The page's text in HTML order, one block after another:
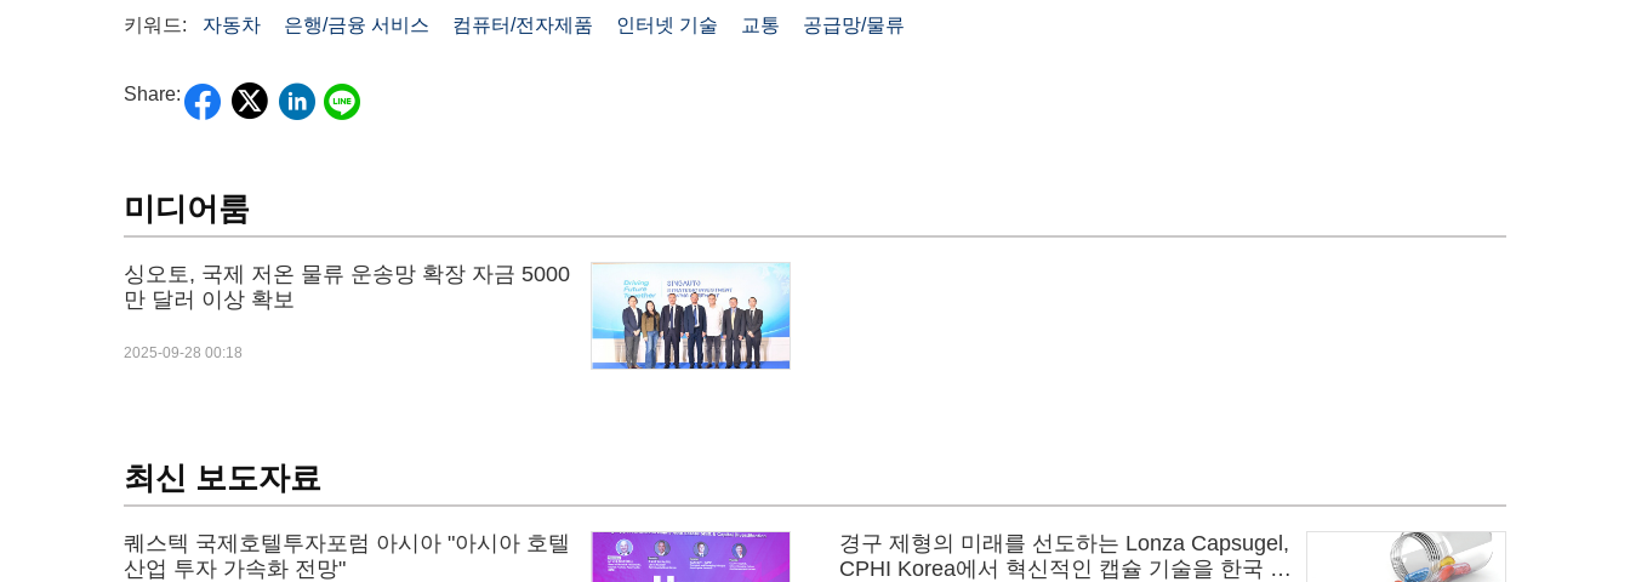
키워드: 자동차 은행/금융 서비스 컴퓨터/전자제품 인터넷 기술 교통 공급망/물류
Share:
미디어룸
싱오토, 국제 저온 물류 운송망 확장 자금 5000
만 달러 이상 확보
2025-09-28 00:18
최신 보도자료
퀘스텍 국제호텔투자포럼 아시아 "아시아 호텔
산업 투자 가속화 전망"
경구 제형의 미래를 선도하는 Lonza Capsugel,
CPHI Korea에서 혁신적인 캡슐 기술을 한국 시